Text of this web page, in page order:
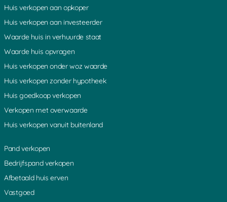
Huis verkopen aan opkoper
Huis verkopen aan investeerder
Waarde huis in verhuurde staat
Waarde huis opvragen
Huis verkopen onder woz waarde
Huis verkopen zonder hypotheek
Huis goedkoop verkopen
Verkopen met overwaarde
Huis verkopen vanuit buitenland
Pand verkopen
Bedrijfspand verkopen
Afbetaald huis erven
Vastgoed